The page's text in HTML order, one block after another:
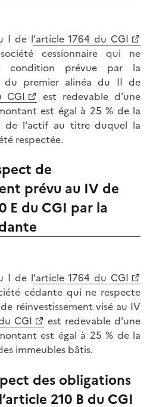
I de l'article 1764 du CGI
cessionnaire qui ne
condition prévue par la
du premier alinéa du II de
CGI
est redevable d'une
est égal à 25 % de la
de l'actif au titre duquel la
respectée.
de
prévu au IV de
E du CGI par la
I de l'article 1764 du CGI
cédante qui ne respecte
réinvestissement visé au IV
CGI
est redevable d'une
est égal à 25 % de la
immeubles bâtis.
des obligations
210 B du CGI